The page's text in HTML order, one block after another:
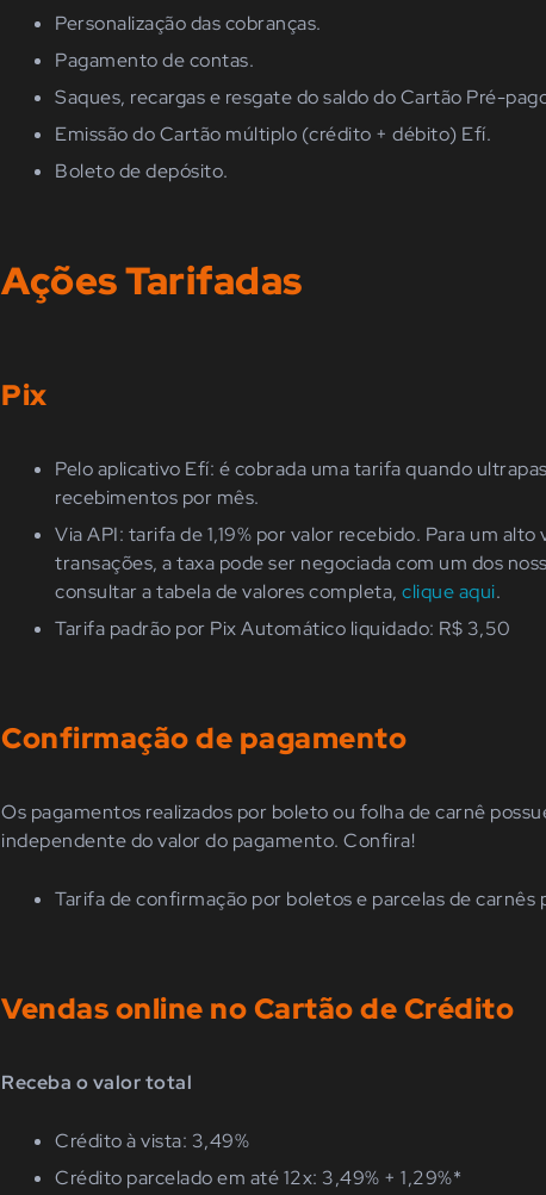
Personalização das cobranças.
Pagamento de contas.
Saques, recargas e resgate do saldo do Cartão Pré-
Emissão do Cartão múltiplo (crédito + débito) Efí.
Boleto de depósito.
Ações Tarifadas
Pix
Pelo aplicativo Efí: é cobrada uma tarifa quando
recebimentos por mês.
Via API: tarifa de 1,19% por valor recebido. Para um alto
transações, a taxa pode ser negociada com um dos
consultar a tabela de valores completa, clique aqui.
Tarifa padrão por Pix Automático liquidado: R$ 3,50
Confirmação de pagamento
Os pagamentos realizados por boleto ou folha de carnê
independente do valor do pagamento. Confira!
Tarifa de confirmação por boletos e parcelas de carnês
Vendas online no Cartão de Crédito
Receba o valor total
Crédito à vista: 3,49%
Crédito parcelado em até 12x: 3,49% + 1,29%*